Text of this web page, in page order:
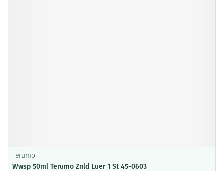
Terumo
Wwsp 50ml Terumo Znld Luer 1 St 45-0603